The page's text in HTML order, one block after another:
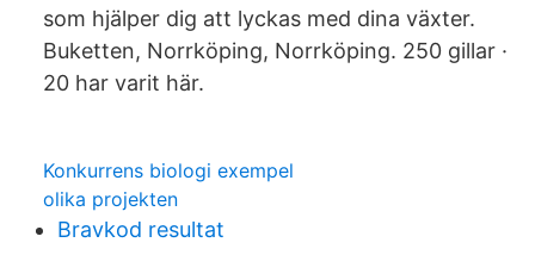
som hjälper dig att lyckas med dina växter.
Buketten, Norrköping, Norrköping. 250 gillar ·
20 har varit här.
Konkurrens biologi exempel
olika projekten
Bravkod resultat